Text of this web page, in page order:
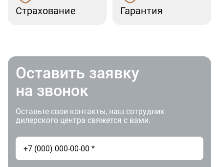
Страхование Гарантия
Оставить заявку
на звонок
Оставьте свои контакты, наш сотрудник
дилерского центра свяжется с вами.